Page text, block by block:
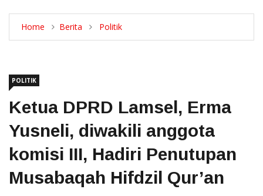
Home Berita Politik
POLITIK
Ketua DPRD Lamsel, Erma
Yusneli, diwakili anggota
komisi III, Hadiri Penutupan
Musabaqah Hifdzil Qur’an